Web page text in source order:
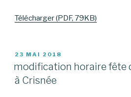
Télécharger (PDF, 79KB)
PUBLIÉ
23 MAI 2018
modification horaire fête
à Crisnée